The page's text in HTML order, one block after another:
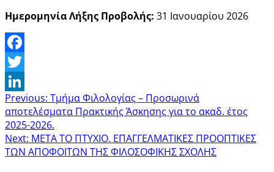
Ημερομηνία Λήξης Προβολής: 31 Ιανουαρίου 2026
Facebook
Twitter
LinkedIn
Previous: Τμήμα Φιλολογίας – Προσωρινά
αποτελέσματα Πρακτικής Άσκησης για το ακαδ. έτος
2025-2026.
Next: ΜΕΤΑ ΤΟ ΠΤΥΧΙΟ. ΕΠΑΓΓΕΛΜΑΤΙΚΕΣ ΠΡΟΟΠΤΙΚΕΣ
ΤΩΝ ΑΠΟΦΟΙΤΩΝ ΤΗΣ ΦΙΛΟΣΟΦΙΚΗΣ ΣΧΟΛΗΣ